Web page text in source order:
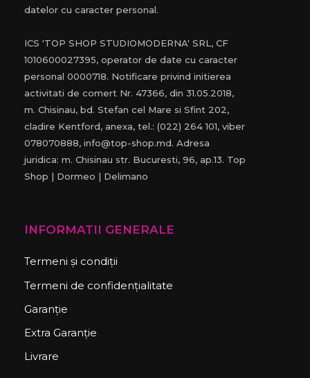
datelor cu caracter personal.
ICS 'TOP SHOP STUDIOMODERNA' SRL, CF
1010600027395, operator de date cu caracter
personal 0000718. Notificare privind initierea
activitati de comert Nr. 47366, din 31.05.2018,
m. Chisinau, bd. Stefan cel Mare si Sfint 202,
cladire Kentford, anexa, tel.: (022) 264 101, viber
078070888, info@top-shop.md. Adresa
juridica: m. Chisinau str. Bucuresti, 96, ap.13. Top
Shop | Dormeo | Delimano
INFORMATII GENERALE
Termeni și condiții
Termeni de confidențialitate
Garanție
Extra Garanție
Livrare